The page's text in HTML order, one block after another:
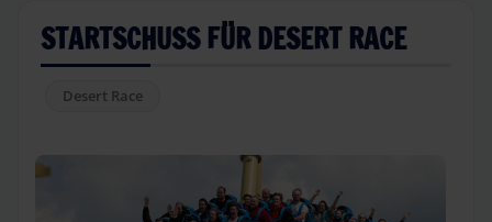
STARTSCHUSS FÜR DESERT RACE
Desert Race